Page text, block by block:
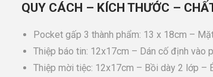
QUY CÁCH – KÍCH THƯỚC –
Pocket gấp 3 thành phẩm: 13 x 18cm –
Thiệp báo tin: 12x17cm – Dán cố định
Thiệp mời tiệc: 12x17cm – Bồi dày 2 lớp –